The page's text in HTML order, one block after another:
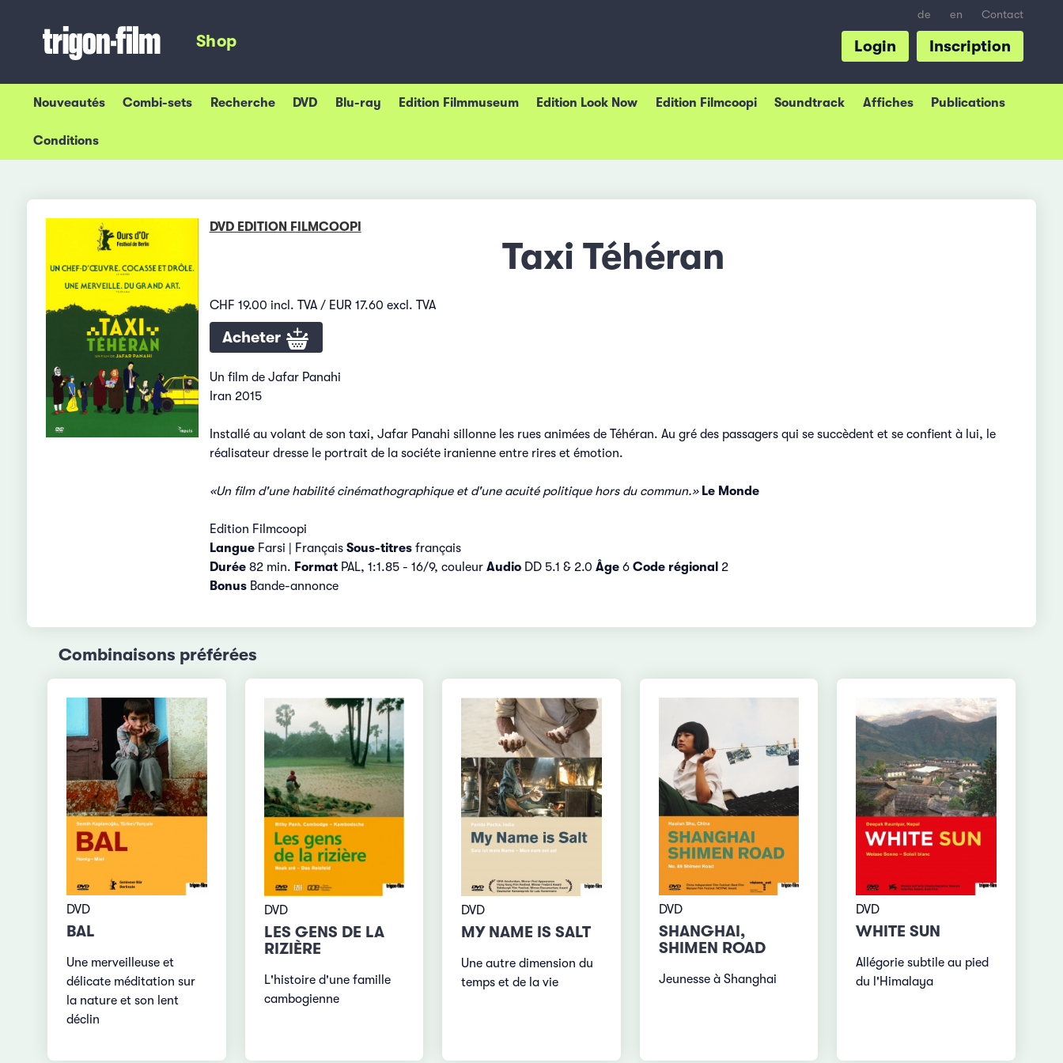
de en Contact
Shop Inscription
Login
Nouveautés Combi-sets Recherche DVD Blu-ray Edition Filmmuseum Edition Look Now Edition Filmcoopi Soundtrack Affiches Publications
Conditions
DVD EDITION FILMCOOPI
Taxi Téhéran
CHF 19.00 incl. TVA / EUR 17.60 excl. TVA
Acheter
Un film de Jafar Panahi
Iran 2015
Installé au volant de son taxi, Jafar Panahi sillonne les rues animées de Téhéran. Au gré des passagers qui se succèdent et se confient à lui, le
réalisateur dresse le portrait de la sociéte iranienne entre rires et émotion.
«Un film d'une habilité cinémathographique et d'une acuité politique hors du commun.» Le Monde
Edition Filmcoopi
LangueFarsi | Français Sous-titresfrançais
Durée82 min. FormatPAL, 1:1.85 - 16/9, couleur AudioDD 5.1 & 2.0 Âge6 Code régional 2
BonusBande-annonce
Combinaisons préférées
DVD
BAL
Une merveilleuse et
délicate méditation sur
la nature et son lent
déclin
DVD
LES GENS DE LA
RIZIÈRE
L'histoire d'une famille
cambogienne
DVD
MY NAME IS SALT
Une autre dimension du
temps et de la vie
DVD
SHANGHAI,
SHIMEN ROAD
Jeunesse à Shanghai
DVD
WHITE SUN
Allégorie subtile au pied
du l'Himalaya